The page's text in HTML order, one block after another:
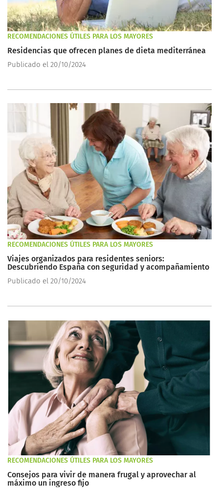
RECOMENDACIONES ÚTILES PARA LOS MAYORES
Residencias que ofrecen planes de dieta mediterránea
Publicado el 20/10/2024
RECOMENDACIONES ÚTILES PARA LOS MAYORES
Viajes organizados para residentes seniors:
Descubriendo España con seguridad y acompañamiento
Publicado el 20/10/2024
RECOMENDACIONES ÚTILES PARA LOS MAYORES
Consejos para vivir de manera frugal y aprovechar al
máximo un ingreso fijo